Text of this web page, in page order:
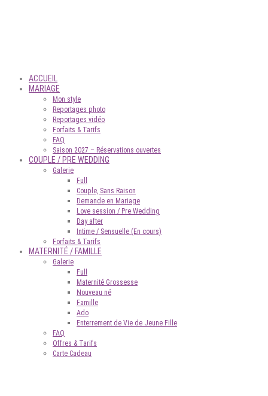
ACCUEIL
MARIAGE
Mon style
Reportages photo
Reportages vidéo
Forfaits & Tarifs
FAQ
Saison 2027 – Réservations ouvertes
COUPLE / PRE WEDDING
Galerie
Full
Couple, Sans Raison
Demande en Mariage
Love session / Pre Wedding
Day after
Intime / Sensuelle (En cours)
Forfaits & Tarifs
MATERNITÉ / FAMILLE
Galerie
Full
Maternité Grossesse
Nouveau né
Famille
Ado
Enterrement de Vie de Jeune Fille
FAQ
Offres & Tarifs
Carte Cadeau